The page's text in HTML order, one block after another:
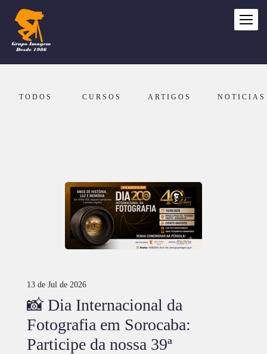
TODOS CURSOS ARTIGOS NOTICIAS
13 de Jul de 2026
📸 Dia Internacional da
Fotografia em Sorocaba:
Participe da nossa 39ª